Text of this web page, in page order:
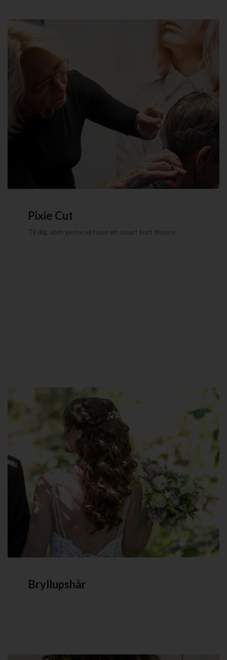
Pixie Cut
Til dig, som gerne vil have en smart kort frisure.
Bryllupshår